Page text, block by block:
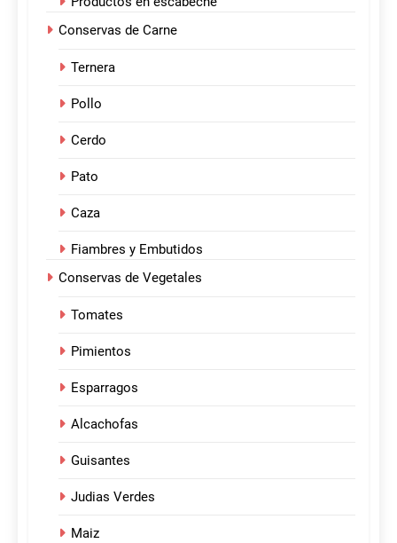
Conservas de Carne
Ternera
Pollo
Cerdo
Pato
Caza
Fiambres y Embutidos
Conservas de Vegetales
Tomates
Pimientos
Esparragos
Alcachofas
Guisantes
Judias Verdes
Maiz